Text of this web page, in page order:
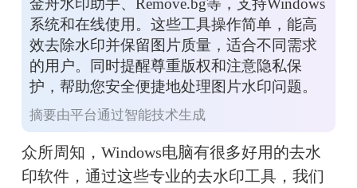
金舟水印助手、Remove.bg等，支持Windows
系统和在线使用。这些工具操作简单，能高
效去除水印并保留图片质量，适合不同需求
的用户。同时提醒尊重版权和注意隐私保
护，帮助您安全便捷地处理图片水印问题。
摘要由平台通过智能技术生成
众所周知，Windows电脑有很多好用的去水
印软件，通过这些专业的去水印工具，我们